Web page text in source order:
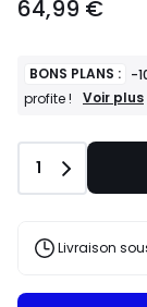
€
notre
programme
payer
64,99 €
BONS PLANS : -
profite !
BONS
-10%
l’achat
articles
Voir plus
Quantité
1
Livraison